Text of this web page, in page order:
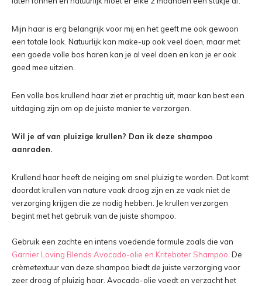
Mijn haar is erg belangrijk voor mij en het geeft me ook gewoon
een totale look. Natuurlijk kan make-up ook veel doen, maar met
een goede volle bos haren kan je al veel doen en kan je er ook
goed mee uitzien.
Een volle bos krullend haar ziet er prachtig uit, maar kan best een
uitdaging zijn om op de juiste manier te verzorgen.
Wil je af van pluizige krullen? Dan ik deze shampoo
aanraden.
Krullend haar heeft de neiging om snel pluizig te worden. Dat komt
doordat krullen van nature vaak droog zijn en ze vaak niet de
verzorging krijgen die ze nodig hebben. Je krullen verzorgen
begint met het gebruik van de juiste shampoo.
Gebruik een zachte en intens voedende formule zoals die van
Garnier Loving Blends Avocado-olie en Kriteboter Shampoo. De
crèmetextuur van deze shampoo biedt de juiste verzorging voor
zeer droog of pluizig haar. Avocado-olie voedt en verzacht het